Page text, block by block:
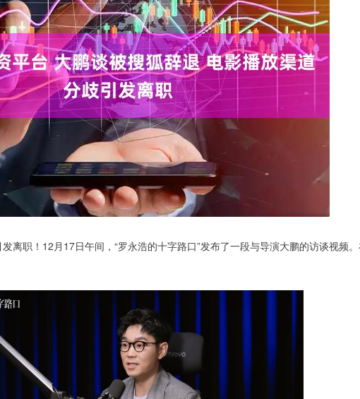
离职！12月17日午间，“罗永浩的十字路口”发布了一段与导演大鹏的访谈视频